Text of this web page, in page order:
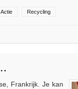
Actie Recycling
Frankrijk. Je kan